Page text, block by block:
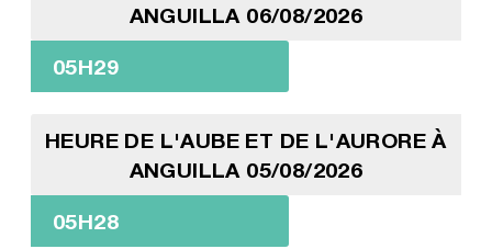
ANGUILLA 06/08/2026
05H29
HEURE DE L'AUBE ET DE L'AURORE À
ANGUILLA 05/08/2026
05H28